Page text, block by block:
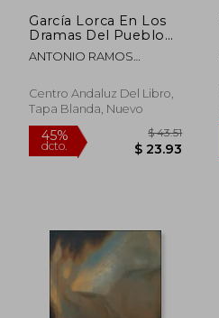
García Lorca En Los
Dramas Del Pueblo
(Andalucía
Documentos)
ANTONIO RAMOS
Centro Andaluz Del Libro,
Tapa Blanda, Nuevo
45%
dcto.